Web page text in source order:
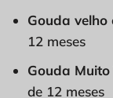
Gouda
12 meses
Gouda Muito
de 12 meses